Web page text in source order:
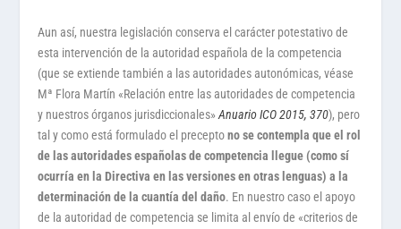
Aun así, nuestra legislación conserva el carácter potestativo de
esta intervención de la autoridad española de la competencia
(que se extiende también a las autoridades autonómicas, véase
Mª Flora Martín «Relación entre las autoridades de competencia
y nuestros órganos jurisdiccionales»Anuario ICO 2015, 370), pero
tal y como está formulado el preceptono se contempla que el rol
de las autoridades españolas de competencia llegue (como sí
ocurría en la Directiva en las versiones en otras lenguas) a la
determinación de la cuantía del daño. En nuestro caso el apoyo
de la autoridad de competencia se limita al envío de «criterios de